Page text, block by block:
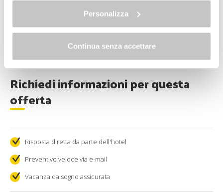
Personalizza
Continua senza accettare
idromassaggi, sauna e massaggi rigeneranti.
Scegli tra la Formula IDEA e la Formula STYLE, a seconda
Richiedi informazioni per questa
offerta
Risposta diretta da parte dell'hotel
Preventivo veloce via e-mail
Vacanza da sogno assicurata